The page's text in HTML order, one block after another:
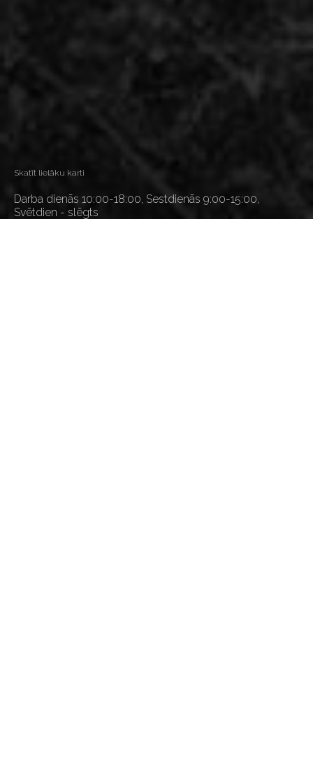
Skatīt lielāku karti
Darba dienās 10:00-18:00, Sestdienās 9:00-15:00,
Svētdien - slēgts